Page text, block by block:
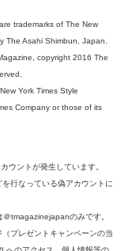
trademarks of The New
The Asahi Shimbun, Japan.
copyright 2016 The
York Times Style
Company or those of its
ウントが発生しています。
行なっている偽アカウントに
tmagazinejapanのみです。
プレゼントキャンペーンの当